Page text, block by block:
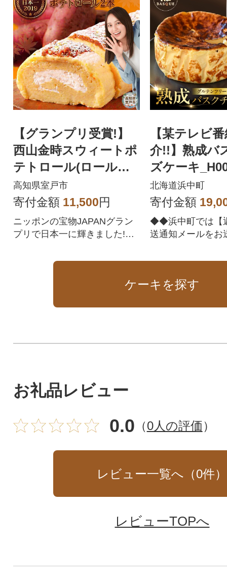
【グランプリ受賞!】
西山金時スウィートポ
テトロール(ロールケ
ーキ 2本セット)
高知県室戸市
寄付金額 11,500円
ニッポンの宝物JAPANグラン
プリで日本一に輝きました!甘
山金時芋)を使用したスイート
合わせセットはクリスマスに
後のデザートやスウィーツ、
室戸市で出品数ランキング1位
です!
【某テレビ
介!!】熟成バ
ズケーキ
北海道浜中町
寄付金額
◆◆浜中町では【
送通知メールをお
の「配送状況」は
会」と表示されま
◆◆
ケーキを探す
お礼品レビュー
0.0 （0人の評価）
レビュー一覧へ（0件）
レビューTOPへ